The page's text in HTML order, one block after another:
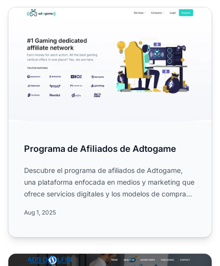
Programa de Afiliados de Adtogame
Programa de Afiliados de Adtogame
Descubre el programa de afiliados de Adtogame,
una plataforma enfocada en medios y marketing que
ofrece servicios digitales y los modelos de compra
Aug 1, 2025
Programa de Afiliados de AdsDolfin